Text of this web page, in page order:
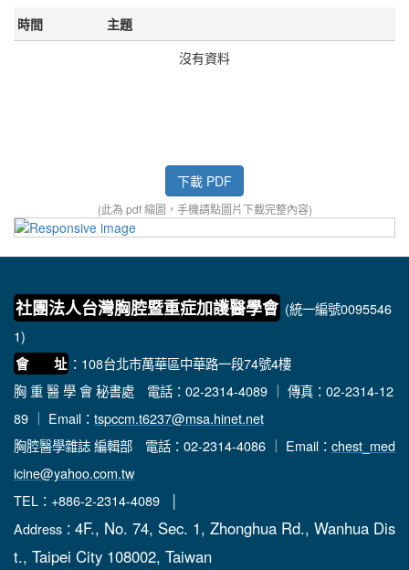
時間
主題
沒有資料
下載 PDF
(此為 pdf 縮圖，手機請點圖片下載完整內容)
社團法人台灣胸腔暨重症加護醫學會 (統一編號0095546
1)
會 址 ：108台北市萬華區中華路一段74號4樓
胸 重 醫 學 會 秘書處 電話：02-2314-4089 ｜ 傳真：02-2314-12
89 ｜ Email： tspccm.t6237@msa.hinet.net
胸腔醫學雜誌 編輯部 電話：02-2314-4086 ｜ Email： chest_med
icine@yahoo.com.tw
TEL：+886-2-2314-4089 │
Address： 4F., No. 74, Sec. 1, Zhonghua Rd., Wanhua Dis
t., Taipei City 108002, Taiwan